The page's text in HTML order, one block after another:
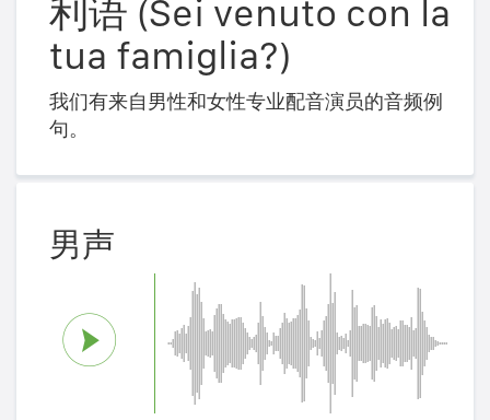
利语 (Sei venuto con la
tua famiglia?)
我们有来自男性和女性专业配音演员的音频例
句。
男声